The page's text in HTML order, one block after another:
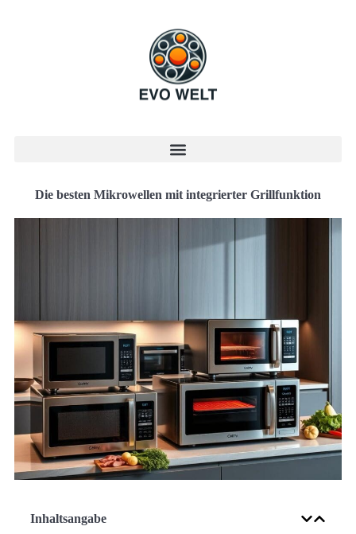
Die besten Mikrowellen mit integrierter Grillfunktion
Inhaltsangabe